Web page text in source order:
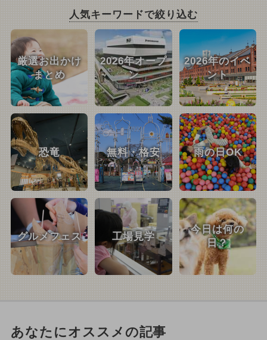
人気キーワードで絞り込む
厳選お出かけ
まとめ
2026年オープ
ン
2026年のイベ
ント
恐竜 無料・格安 雨の日OK
グルメフェス 工場見学
今日は何の
日？
あなたにオススメの記事